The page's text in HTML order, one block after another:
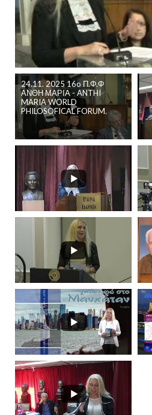
24.11. 2025 16o Π.Φ.Φ
ΑΝΘΗ ΜΑΡΙΑ - ANTHI
MARIA WORLD
PHILOSOFICAL FORUM.